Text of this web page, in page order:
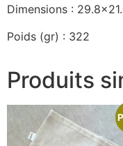
Dimensions :
Poids (gr) : 322
Produits